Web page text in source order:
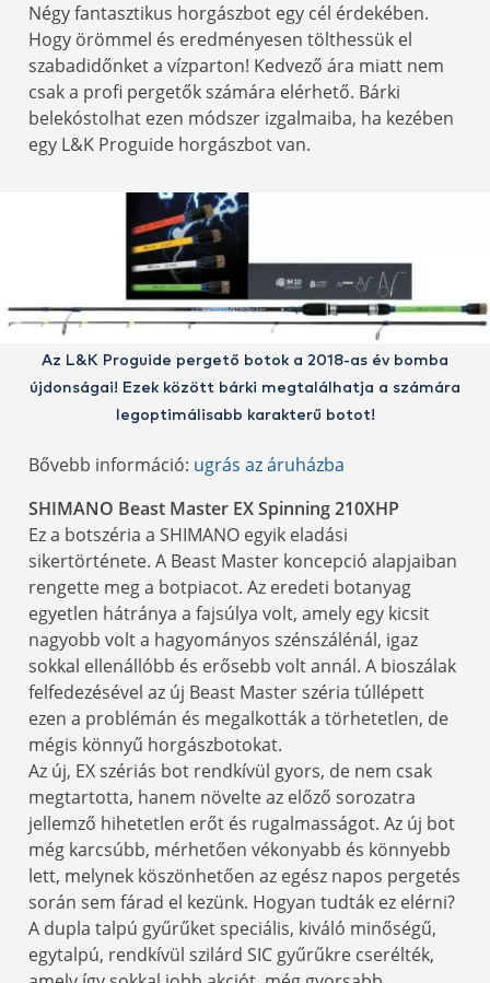
Négy fantasztikus horgászbot egy cél érdekében.
Hogy örömmel és eredményesen tölthessük el
szabadidőnket a vízparton! Kedvező ára miatt nem
csak a profi pergetők számára elérhető. Bárki
belekóstolhat ezen módszer izgalmaiba, ha kezében
egy L&K Proguide horgászbot van.
Az L&K Proguide pergető botok a 2018-as év bomba
újdonságai! Ezek között bárki megtalálhatja a számára
legoptimálisabb karakterű botot!
Bővebb információ: ugrás az áruházba
SHIMANO Beast Master EX Spinning 210XHP
Ez a botszéria a SHIMANO egyik eladási
sikertörténete. A Beast Master koncepció alapjaiban
rengette meg a botpiacot. Az eredeti botanyag
egyetlen hátránya a fajsúlya volt, amely egy kicsit
nagyobb volt a hagyományos szénszálénál, igaz
sokkal ellenállóbb és erősebb volt annál. A bioszálak
felfedezésével az új Beast Master széria túllépett
ezen a problémán és megalkották a törhetetlen, de
mégis könnyű horgászbotokat.
Az új, EX szériás bot rendkívül gyors, de nem csak
megtartotta, hanem növelte az előző sorozatra
jellemző hihetetlen erőt és rugalmasságot. Az új bot
még karcsúbb, mérhetően vékonyabb és könnyebb
lett, melynek köszönhetően az egész napos pergetés
során sem fárad el kezünk. Hogyan tudták ez elérni?
A dupla talpú gyűrűket speciális, kiváló minőségű,
egytalpú, rendkívül szilárd SIC gyűrűkre cserélték,